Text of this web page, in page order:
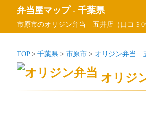
弁当屋マップ- 千葉県
市原市のオリジン弁当 五井店（口コミ0
TOP> 千葉県 > 市原市 > オリジン弁当
オリジ